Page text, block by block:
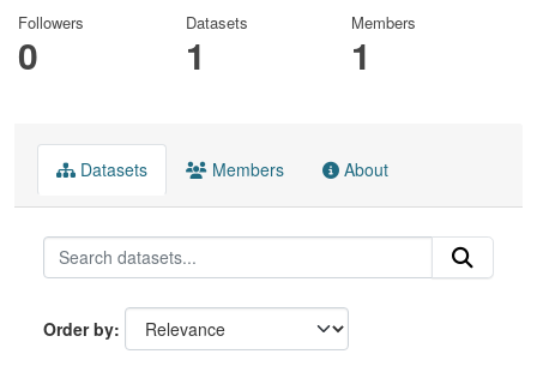
Followers
0
Datasets
1
Members
1
Datasets Members About
Order by